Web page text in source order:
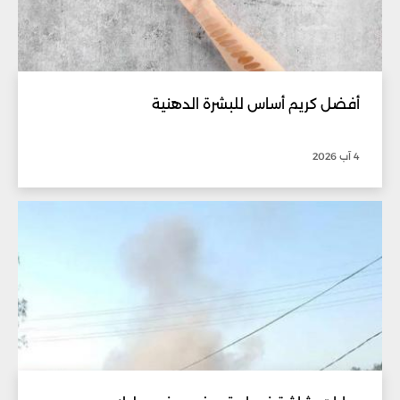
أفضل كريم أساس للبشرة الدهنية
4 آب 2026